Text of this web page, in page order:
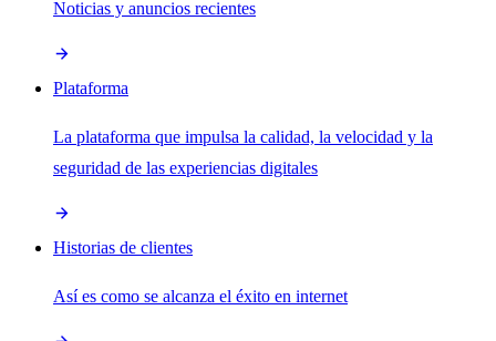
Noticias y anuncios recientes
Plataforma
La plataforma que impulsa la calidad, la velocidad y la
seguridad de las experiencias digitales
Historias de clientes
Así es como se alcanza el éxito en internet